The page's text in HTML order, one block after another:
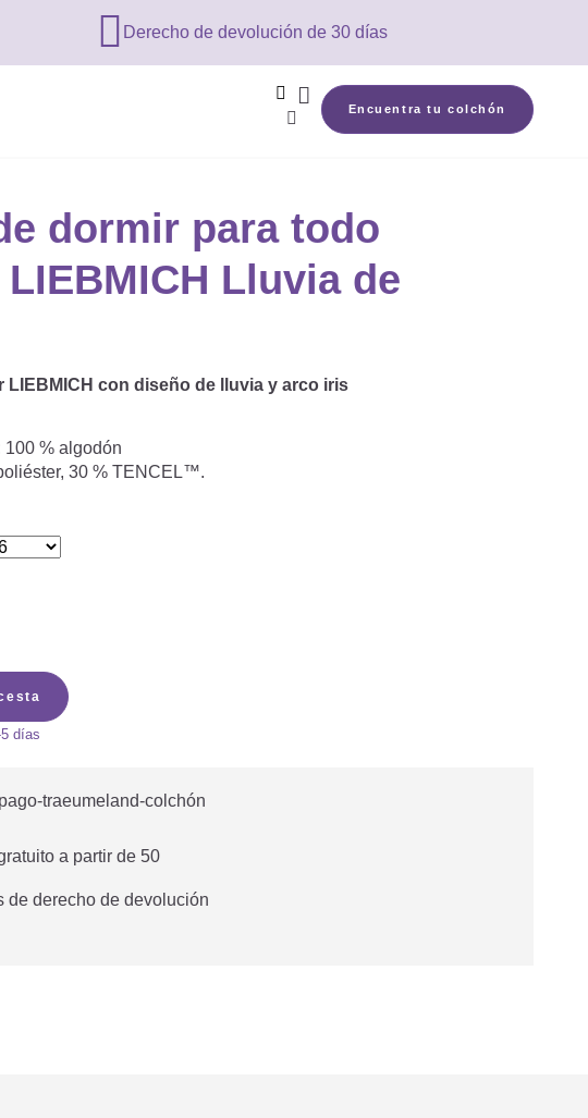
 Derecho de devolución de 30 días



Encuentra tu colchón
dormir para todo
Lluvia de
LIEBMICH con diseño de lluvia y arco iris
100 % algodón
30 % TENCEL™.
días
a partir de 50
de derecho de devolución